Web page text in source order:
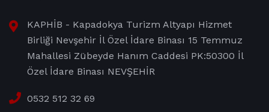
KAPHİB - Kapadokya Turizm Altyapı Hizmet
Birliği Nevşehir İl Özel İdare Binası 15 Temmuz
Mahallesi Zübeyde Hanım Caddesi PK:50300 İl
Özel İdare Binası NEVŞEHİR
0532 512 32 69